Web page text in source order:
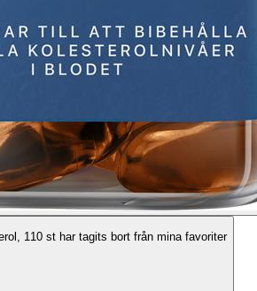
110 st har tagits bort från mina favoriter